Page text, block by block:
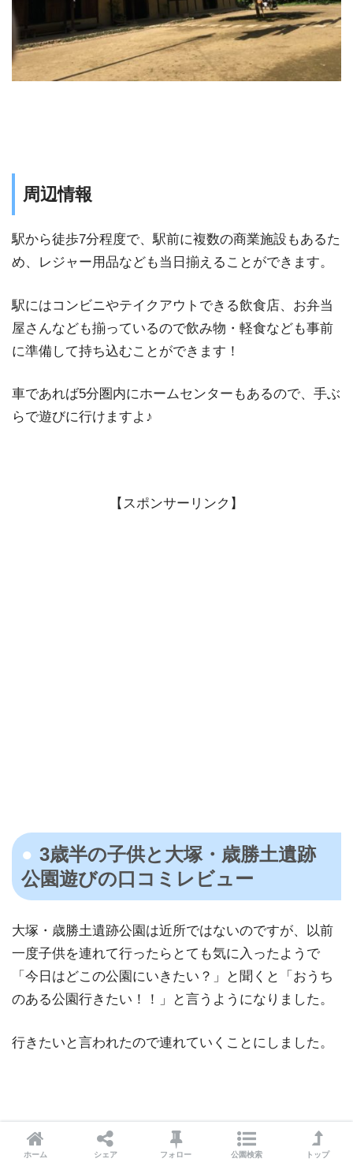
周辺情報
駅から徒歩7分程度で、駅前に複数の商業施設もあるた
め、レジャー用品なども当日揃えることができます。
駅にはコンビニやテイクアウトできる飲食店、お弁当
屋さんなども揃っているので飲み物・軽⾷なども事前
に準備して持ち込むことができます！
車であれば5分圏内にホームセンターもあるので、手ぶ
らで遊びに行けますよ♪
【スポンサーリンク】
3歳半の⼦供と大塚・歳勝土遺跡
公園遊びの⼝コミレビュー
大塚・歳勝土遺跡公園は近所ではないのですが、以前
一度子供を連れて行ったらとても気に入ったようで
「今日はどこの公園にいきたい？」と聞くと「おうち
のある公園行きたい！！」と言うようになりました。
行きたいと言われたので連れていくことにしました。
その日は天気もよく気持ちのいい日だったので自転車
で行くことにしました。
ホーム シェア フォロー 公園検索 トップ